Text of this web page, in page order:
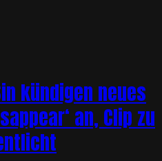
kündigen neues
an, Clip zu